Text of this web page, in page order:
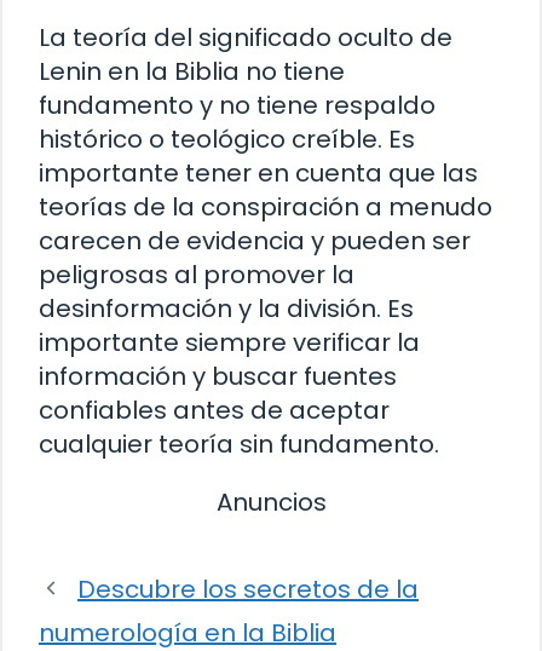
La teoría del significado oculto de
Lenin en la Biblia no tiene
fundamento y no tiene respaldo
histórico o teológico creíble. Es
importante tener en cuenta que las
teorías de la conspiración a menudo
carecen de evidencia y pueden ser
peligrosas al promover la
desinformación y la división. Es
importante siempre verificar la
información y buscar fuentes
confiables antes de aceptar
cualquier teoría sin fundamento.
Anuncios
Descubre los secretos de la
numerología en la Biblia